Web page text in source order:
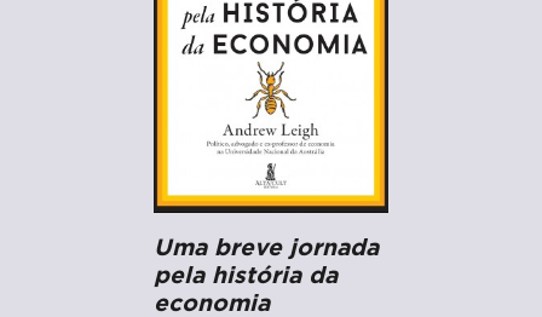
Uma breve jornada
pela história da
economia